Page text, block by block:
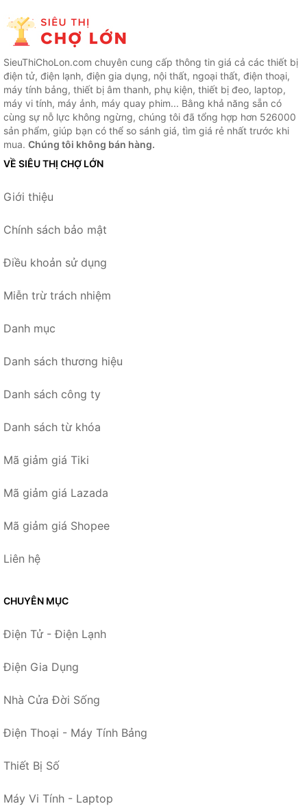
SieuThiChoLon.com chuyên cung cấp thông tin giá cả các thiết bị
điện tử, điện lạnh, điện gia dụng, nội thất, ngoại thất, điện thoại,
máy tính bảng, thiết bị âm thanh, phụ kiện, thiết bị đeo, laptop,
máy vi tính, máy ảnh, máy quay phim... Bằng khả năng sẵn có
cùng sự nỗ lực không ngừng, chúng tôi đã tổng hợp hơn 526000
sản phẩm, giúp bạn có thể so sánh giá, tìm giá rẻ nhất trước khi
mua. Chúng tôi không bán hàng.
VỀ SIÊU THỊ CHỢ LỚN
Giới thiệu
Chính sách bảo mật
Điều khoản sử dụng
Miễn trừ trách nhiệm
Danh mục
Danh sách thương hiệu
Danh sách công ty
Danh sách từ khóa
Mã giảm giá Tiki
Mã giảm giá Lazada
Mã giảm giá Shopee
Liên hệ
CHUYÊN MỤC
Điện Tử - Điện Lạnh
Điện Gia Dụng
Nhà Cửa Đời Sống
Điện Thoại - Máy Tính Bảng
Thiết Bị Số
Máy Vi Tính - Laptop